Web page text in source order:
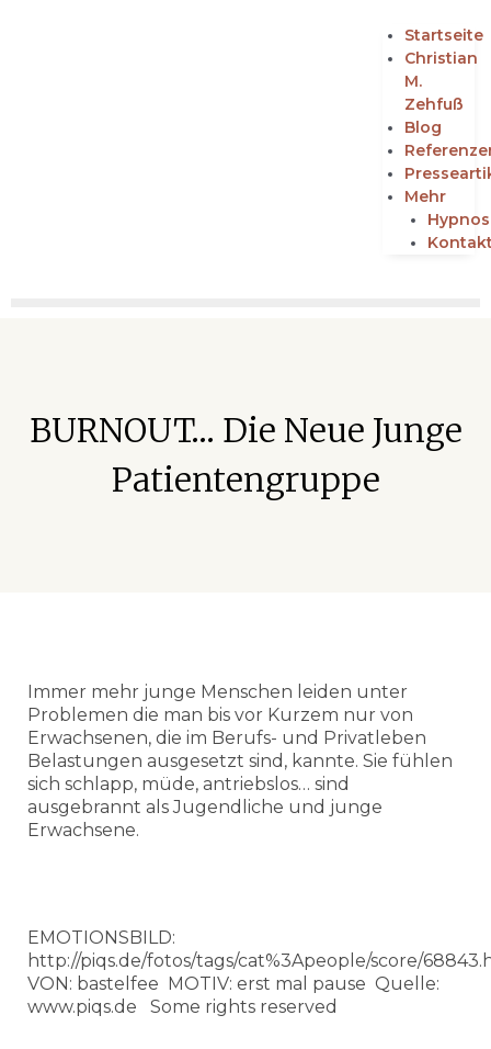
Startseite
Christian
M.
Zehfuß
Blog
Mehr
BURNOUT… Die Neue Junge
Patientengruppe
Immer mehr junge Menschen leiden unter
Problemen die man bis vor Kurzem nur von
Erwachsenen, die im Berufs- und Privatleben
Belastungen ausgesetzt sind, kannte. Sie fühlen
sich schlapp, müde, antriebslos… sind
ausgebrannt als Jugendliche und junge
Erwachsene.
EMOTIONSBILD:
http://piqs.de/fotos/tags/cat%3Apeople/score/
VON: bastelfee MOTIV: erst mal pause Quelle:
www.piqs.de Some rights reserved